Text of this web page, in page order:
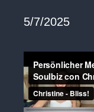
5/7/2025